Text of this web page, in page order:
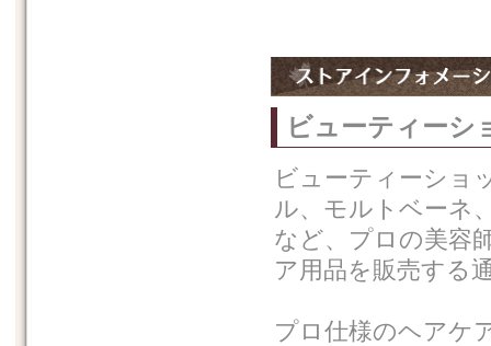
ビューティー
ビューティーシ
ル、モルトベーネ
など、プロの美容
ア用品を販売する
プロ仕様のヘアケ